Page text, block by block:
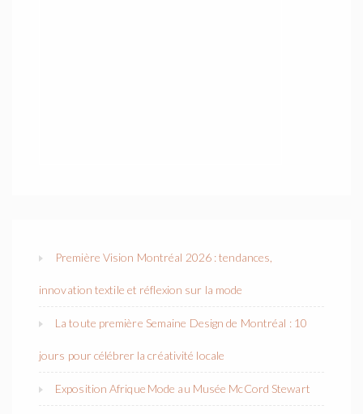
Première Vision Montréal 2026 : tendances,
innovation textile et réflexion sur la mode
La toute première Semaine Design de Montréal : 10
jours pour célébrer la créativité locale
Exposition Afrique Mode au Musée McCord Stewart